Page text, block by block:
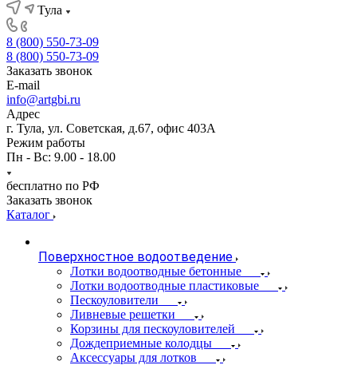
Тула
8 (800) 550-73-09
8 (800) 550-73-09
Заказать звонок
E-mail
info@artgbi.ru
Адрес
г. Тула, ул. Советская, д.67, офис 403А
Режим работы
Пн - Вс: 9.00 - 18.00
бесплатно по РФ
Заказать звонок
Каталог
Поверхностное водоотведение
Лотки водоотводные бетонные
Лотки водоотводные пластиковые
Пескоуловители
Ливневые решетки
Корзины для пескоуловителей
Дождеприемные колодцы
Аксессуары для лотков